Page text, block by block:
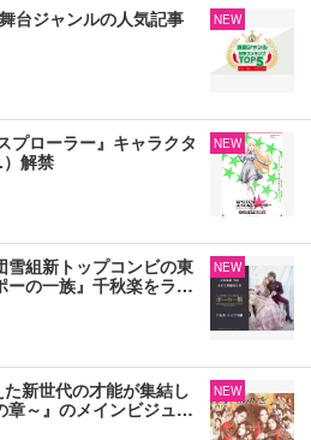
台ジャンルの人気記事
NEW
ローラー』キャラクタ
解禁
NEW
雪組新トップコンビの東
ーの一族』千秋楽をラ…
NEW
新世代の才能が集結し
章～』のメインビジュ…
NEW